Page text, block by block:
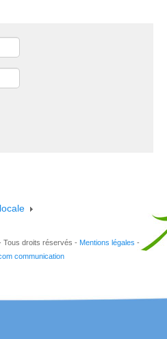
Tous droits réservés - Mentions légales -
communication